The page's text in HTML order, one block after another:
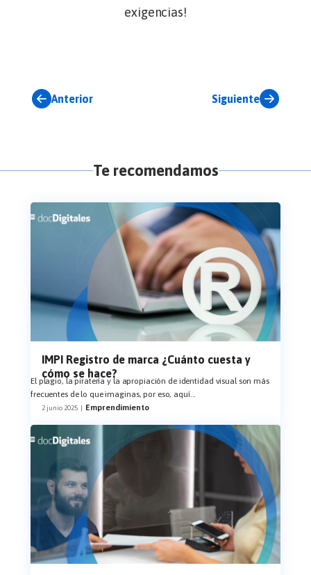
exigencias!
Anterior Siguiente
Te recomendamos
IMPI Registro de marca ¿Cuánto cuesta y
cómo se hace?
El plagio, la piratería y la apropiación de identidad visual son más
frecuentes de lo que imaginas, por eso, aquí...
2 junio 2025 | Emprendimiento